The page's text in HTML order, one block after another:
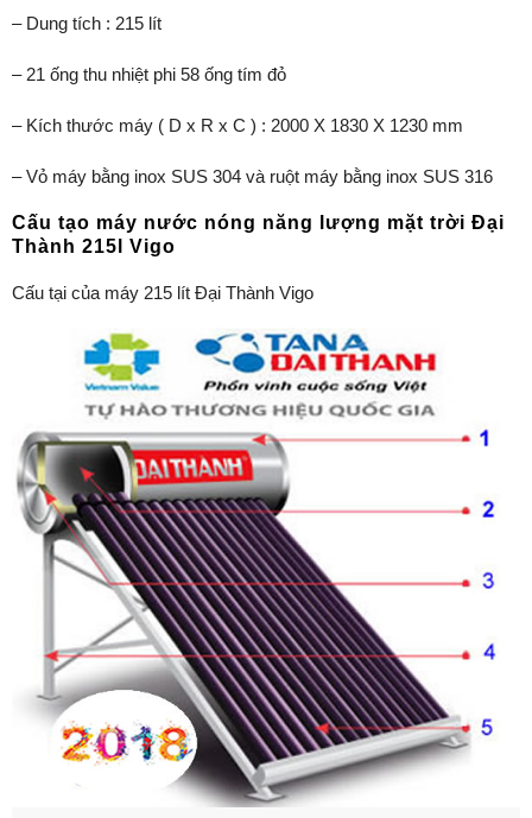
– Dung tích : 215 lít
– 21 ống thu nhiệt phi 58 ống tím đỏ
– Kích thước máy ( D x R x C ) : 2000 X 1830 X 1230 mm
– Vỏ máy bằng inox SUS 304 và ruột máy bằng inox SUS 316
Cấu tạo máy nước nóng năng lượng mặt trời Đại
Thành 215l Vigo
Cấu tại của máy 215 lít Đại Thành Vigo